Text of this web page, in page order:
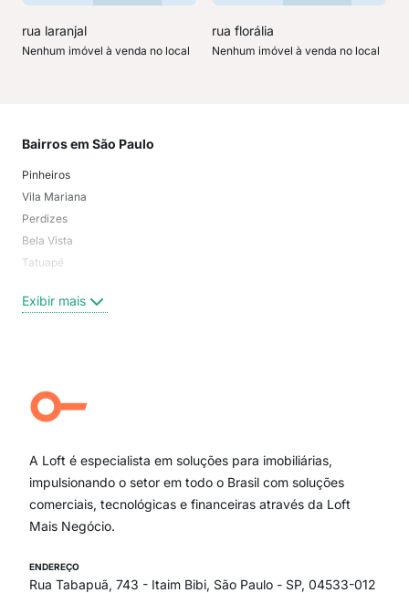
rua laranjal
Nenhum imóvel à venda no local
rua florália
Nenhum imóvel à venda no local
Bairros em São Paulo
Pinheiros
Vila Mariana
Perdizes
Bela Vista
Tatuapé
Centro
Campo Belo
Ipiranga
Paraíso
Itaim Bibi
Exibir mais
A Loft é especialista em soluções para imobiliárias,
impulsionando o setor em todo o Brasil com soluções
comerciais, tecnológicas e financeiras através da Loft
Mais Negócio.
ENDEREÇO
Rua Tabapuã, 743 - Itaim Bibi, São Paulo - SP, 04533-012